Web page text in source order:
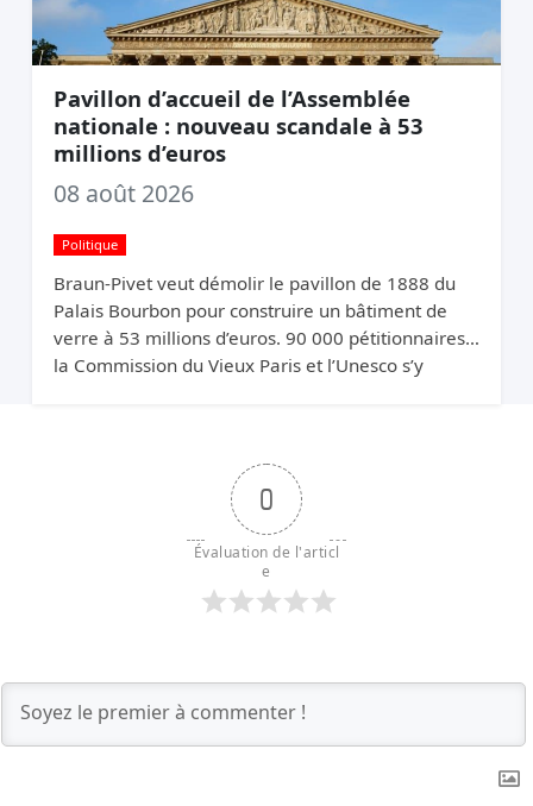
Pavillon d’accueil de l’Assemblée
nationale : nouveau scandale à 53
millions d’euros
08 août 2026
Politique
Braun-Pivet veut démolir le pavillon de 1888 du
Palais Bourbon pour construire un bâtiment de
verre à 53 millions d’euros. 90 000 pétitionnaires,
la Commission du Vieux Paris et l’Unesco s’y
0
Évaluation de l'articl
e